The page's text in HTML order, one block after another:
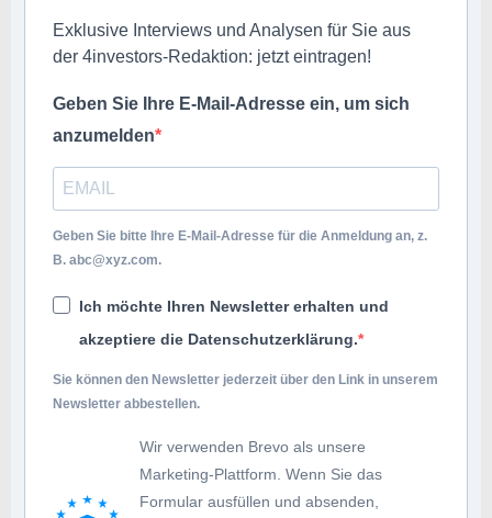
Exklusive Interviews und Analysen für Sie aus
der 4investors-Redaktion: jetzt eintragen!
Geben Sie Ihre E-Mail-Adresse ein, um sich
anzumelden
Geben Sie bitte Ihre E-Mail-Adresse für die Anmeldung an, z.
B. abc@xyz.com.
Ich möchte Ihren Newsletter erhalten und
akzeptiere die Datenschutzerklärung.
Sie können den Newsletter jederzeit über den Link in unserem
Newsletter abbestellen.
Wir verwenden Brevo als unsere
Marketing-Plattform. Wenn Sie das
Formular ausfüllen und absenden,